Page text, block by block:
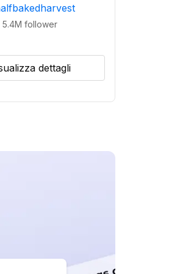
5.4M follower
dettagli